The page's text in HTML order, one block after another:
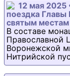
12 мая 2025
поездка
святым местам
В составе
Православной
Воронежской
Нитрийской